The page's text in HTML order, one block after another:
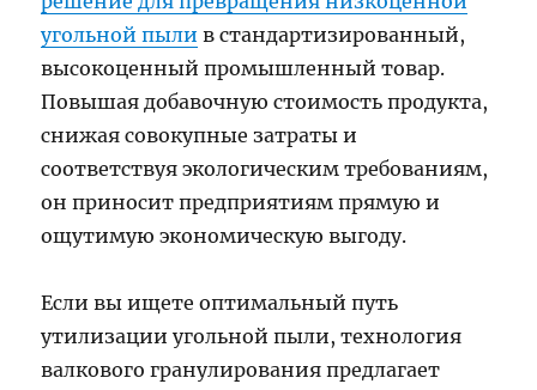
угольной пыли в стандартизированный,
высокоценный промышленный товар.
Повышая добавочную стоимость продукта,
снижая совокупные затраты и
соответствуя экологическим требованиям,
он приносит предприятиям прямую и
ощутимую экономическую выгоду.
Если вы ищете оптимальный путь
утилизации угольной пыли, технология
валкового гранулирования предлагает